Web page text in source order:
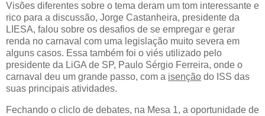
Visões diferentes sobre o tema deram um tom interessante e
rico para a discussão, Jorge Castanheira, presidente da
LIESA, falou sobre os desafios de se empregar e gerar
renda no carnaval com uma legislação muito severa em
alguns casos. Essa também foi o viés utilizado pelo
presidente da LiGA de SP, Paulo Sérgio Ferreira, onde o
carnaval deu um grande passo, com a isenção do ISS das
suas principais atividades.
Fechando o cliclo de debates, na Mesa 1, a oportunidade de